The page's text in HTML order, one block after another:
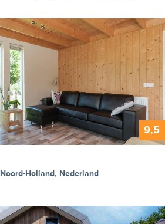
9,5
Noord-Holland, Nederland